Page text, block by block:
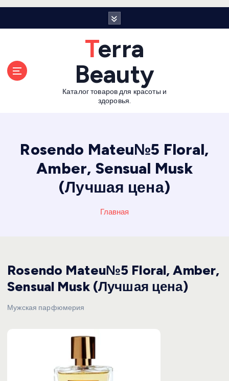
Terra
Beauty
Каталог товаров для красоты и
здоровья.
Rosendo Mateu№5 Floral,
Amber, Sensual Musk
(Лучшая цена)
Главная
Rosendo Mateu№5 Floral, Amber,
Sensual Musk (Лучшая цена)
Мужская парфюмерия